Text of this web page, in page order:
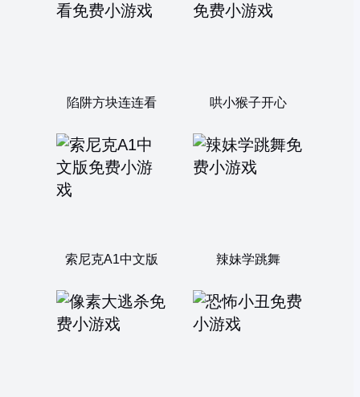
陷阱方块连连看 哄小猴子开心
索尼克A1中文版 辣妹学跳舞